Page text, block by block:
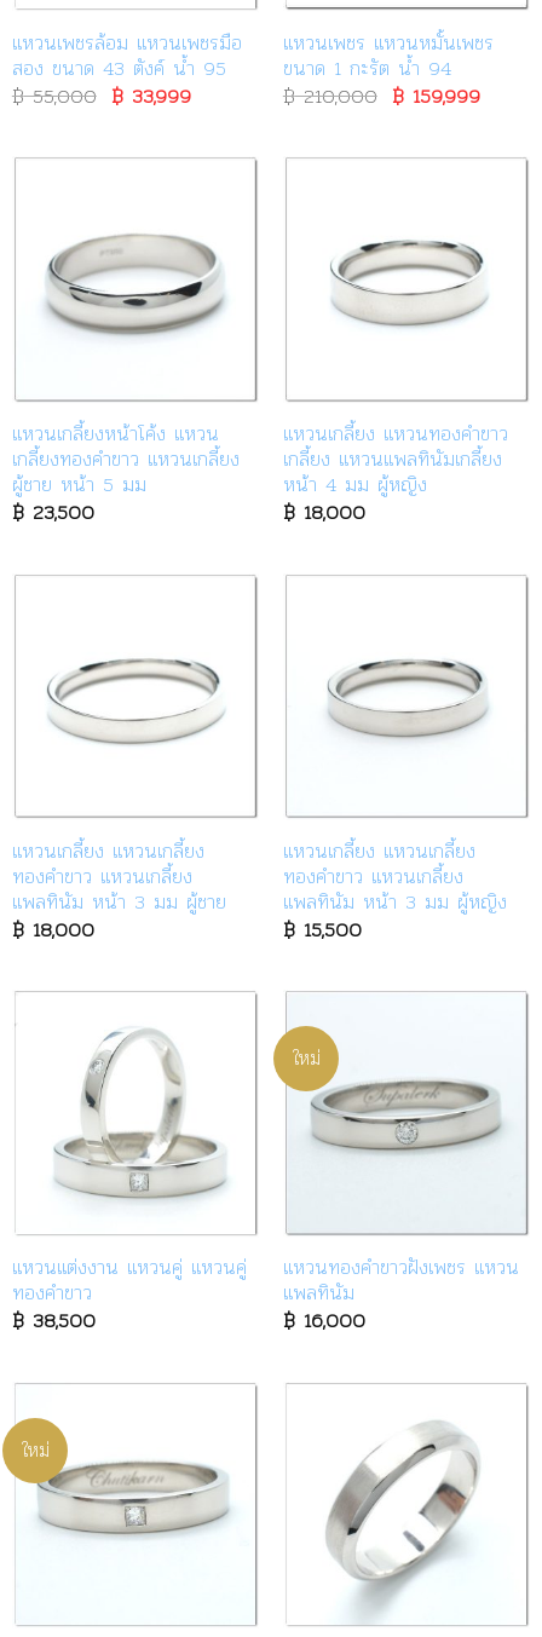
แหวนเพชรล้อม แหวนเพชรมือ
สอง ขนาด 43 ตังค์ น้ำ 95
฿55,000 Original
price
฿ 55,000.
฿33,999Current
฿ 33,999.
แหวนเพชร แหวนหมั้นเพชร
ขนาด 1 กะรัต น้ำ 94
฿210,000 Original
price
฿ 210,000.
฿159,999
฿
แหวนเกลี้ยงหน้าโค้ง แหวน
เกลี้ยงทองคำขาว แหวนเกลี้ยง
ผู้ชาย หน้า 5 มม
฿23,500
แหวนเกลี้ยง แหวนทองคำขาว
เกลี้ยง แหวนแพลทินัมเกลี้ยง
หน้า 4 มม ผู้หญิง
฿18,000
แหวนเกลี้ยง แหวนเกลี้ยง
ทองคำขาว แหวนเกลี้ยง
แพลทินัม หน้า 3 มม ผู้ชาย
฿18,000
แหวนเกลี้ยง แหวนเกลี้ยง
ทองคำขาว แหวนเกลี้ยง
แพลทินัม หน้า 3 มม ผู้หญิง
฿15,500
แหวนแต่งงาน แหวนคู่ แหวนคู่
ทองคำขาว
฿38,500
ใหม่
แหวนทองคำขาวฝังเพชร แหวน
แพลทินัม
฿16,000
ใหม่